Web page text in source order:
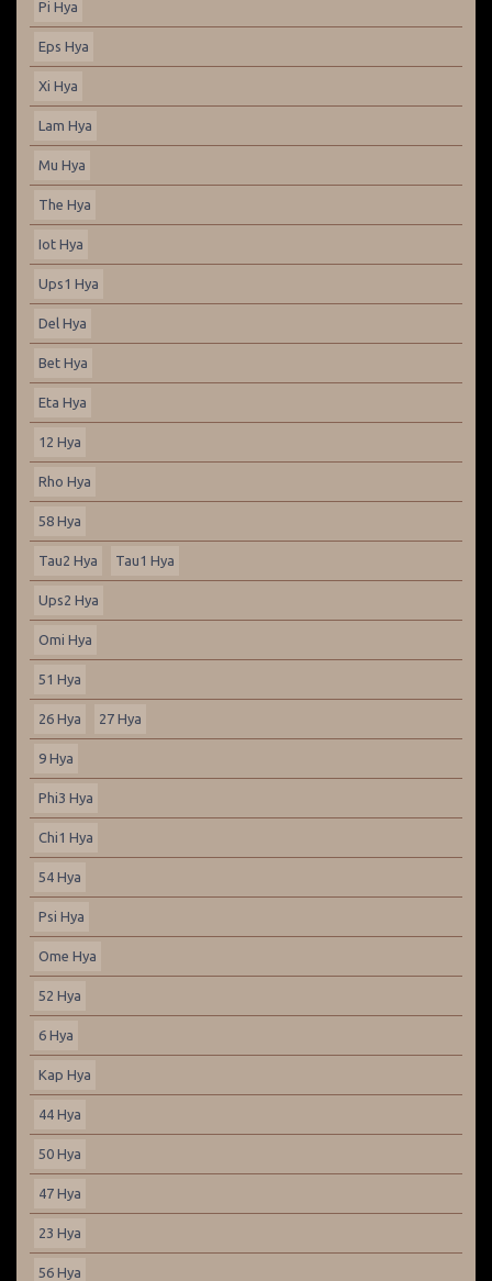
Pi Hya
Eps Hya
Xi Hya
Lam Hya
Mu Hya
The Hya
Iot Hya
Ups1 Hya
Del Hya
Bet Hya
Eta Hya
12 Hya
Rho Hya
58 Hya
Tau2 Hya Tau1 Hya
Ups2 Hya
Omi Hya
51 Hya
26 Hya 27 Hya
9 Hya
Phi3 Hya
Chi1 Hya
54 Hya
Psi Hya
Ome Hya
52 Hya
6 Hya
Kap Hya
44 Hya
50 Hya
47 Hya
23 Hya
56 Hya